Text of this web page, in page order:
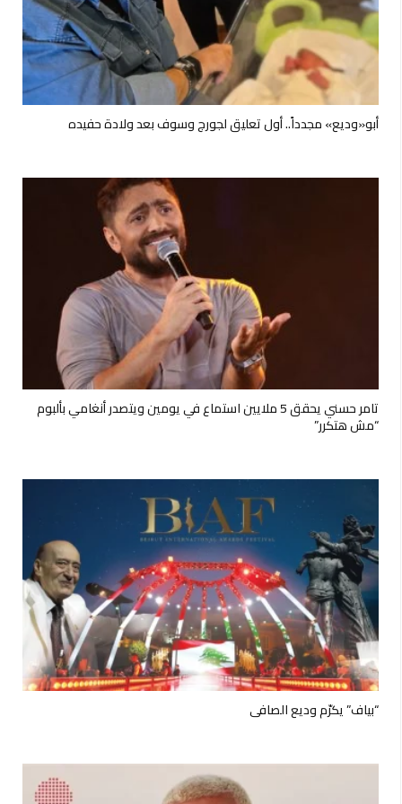
أبو«وديع» مجدداً.. أول تعليق لجورج وسوف بعد ولادة حفيده
تامر حسني يحقق 5 ملايين استماع في يومين ويتصدر أنغامي بألبوم
“مش هتكرر”
“بياف” يكرّم وديع الصافي